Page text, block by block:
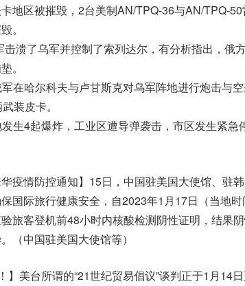
地区被摧毁，2台美制AN/TPQ-36与AN/TPQ-
。
溃了乌军并控制了索列达尔，有分析指出，俄
。
在哈尔科夫与卢甘斯克对乌军阵地进行炮击与
装皮卡。
生4起爆炸，工业区遭导弹袭击，市区发生紧急
华疫情防控通知】15日，中国驻美国大使馆、驻
国际旅行健康安全，自2023年1月17日（当地
旅客登机前48小时内核酸检测阴性证明，结果
（中国驻美国大使馆等）
！】美台所谓的“21世纪贸易倡议”谈判正于1月14